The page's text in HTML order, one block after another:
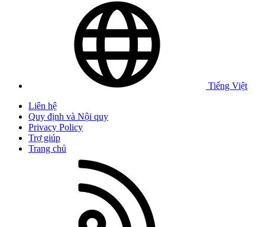
Tiếng Việt
Liên hệ
Quy định và Nội quy
Privacy Policy
Trợ giúp
Trang chủ